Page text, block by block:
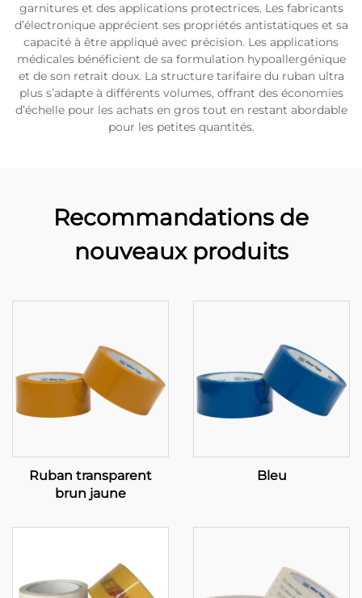
garnitures et des applications protectrices. Les fabricants
d’électronique apprécient ses propriétés antistatiques et sa
capacité à être appliqué avec précision. Les applications
médicales bénéficient de sa formulation hypoallergénique
et de son retrait doux. La structure tarifaire du ruban ultra
plus s’adapte à différents volumes, offrant des économies
d’échelle pour les achats en gros tout en restant abordable
pour les petites quantités.
Recommandations de
nouveaux produits
Ruban transparent
brun jaune
Bleu